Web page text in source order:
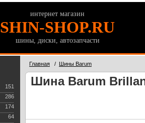
интернет магазин
SHIN-SHOP.RU
шины, диски, автозапчасти
151
286
174
64
Главная / Шины Barum
Шина Barum